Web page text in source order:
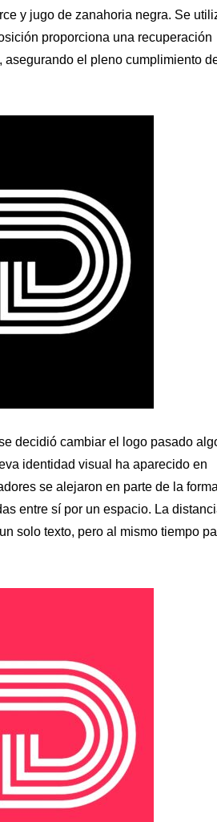
y jugo de zanahoria negra. Se
proporciona una recuperación
el pleno cumplimiento
decidió cambiar el logo pasado
identidad visual ha aparecido en
se alejaron en parte de la
entre sí por un espacio. La
solo texto, pero al mismo tiempo